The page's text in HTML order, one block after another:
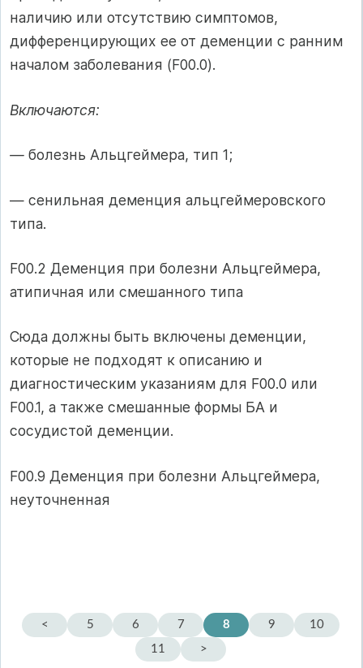
наличию или отсутствию симптомов,
дифференцирующих ее от деменции с ранним
началом заболевания (F00.0).
Включаются:
— болезнь Альцгеймера, тип 1;
— сенильная деменция альцгеймеровского
типа.
F00.2 Деменция при болезни Альцгеймера,
атипичная или смешанного типа
Сюда должны быть включены деменции,
которые не подходят к описанию и
диагностическим указаниям для F00.0 или
F00.1, а также смешанные формы БА и
сосудистой деменции.
F00.9 Деменция при болезни Альцгеймера,
неуточненная
< 5 6 7 8 9
10
11
>